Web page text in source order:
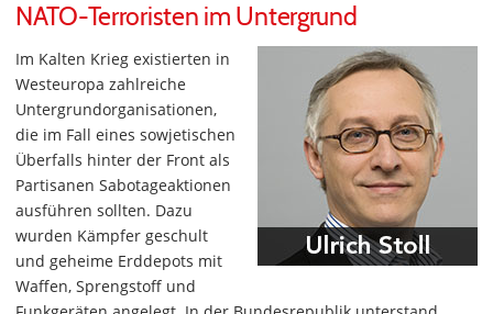
NATO-Terroristen im Untergrund
Im Kalten Krieg existierten in
Westeuropa zahlreiche
Untergrundorganisationen,
die im Fall eines sowjetischen
Überfalls hinter der Front als
Partisanen Sabotageaktionen
ausführen sollten. Dazu
wurden Kämpfer geschult
und geheime Erddepots mit
Waffen, Sprengstoff und